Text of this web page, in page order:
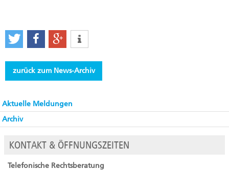
zurück zum News-Archiv
Aktuelle Meldungen
Archiv
KONTAKT & ÖFFNUNGSZEITEN
Telefonische Rechtsberatung